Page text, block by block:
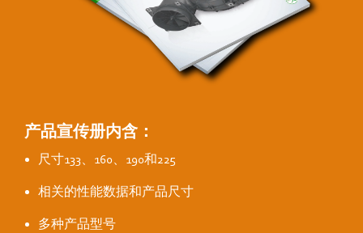
产品宣传册内含：
尺寸133、160、190和225
相关的性能数据和产品尺寸
多种产品型号